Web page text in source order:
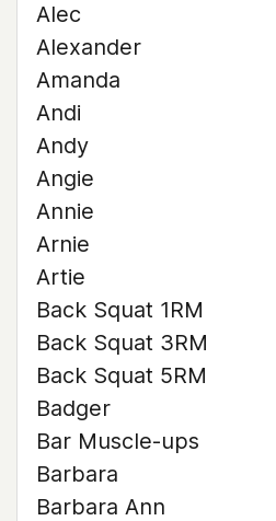
Alec
Alexander
Amanda
Andi
Andy
Angie
Annie
Arnie
Artie
Back Squat 1RM
Back Squat 3RM
Back Squat 5RM
Badger
Bar Muscle-ups
Barbara
Barbara Ann